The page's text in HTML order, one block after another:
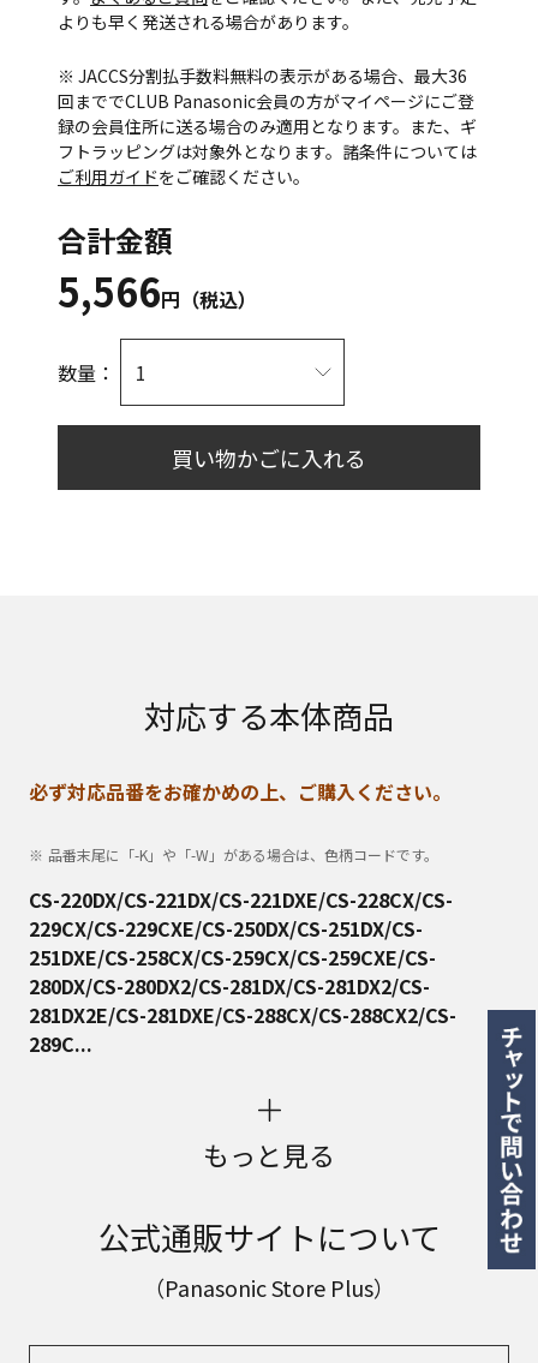
よりも早く発送される場合があります。
※ JACCS分割払手数料無料の表示がある場合、最大36
回まででCLUB Panasonic会員の方がマイページにご登
録の会員住所に送る場合のみ適用となります。また、ギ
フトラッピングは対象外となります。諸条件については
ご利用ガイドをご確認ください。
合計金額
5,566円（税込）
数量：
買い物かごに入れる
対応する本体商品
必ず対応品番をお確かめの上、ご購入ください。
品番末尾に「-K」や「-W」がある場合は、色柄コードです。
CS-220DX/CS-221DX/CS-221DXE/CS-228CX/CS-
229CX/CS-229CXE/CS-250DX/CS-251DX/CS-
251DXE/CS-258CX/CS-259CX/CS-259CXE/CS-
280DX/CS-280DX2/CS-281DX/CS-281DX2/CS-
281DX2E/CS-281DXE/CS-288CX/CS-288CX2/CS-
289C...
もっと見る
公式通販サイトについて
（Panasonic Store Plus）